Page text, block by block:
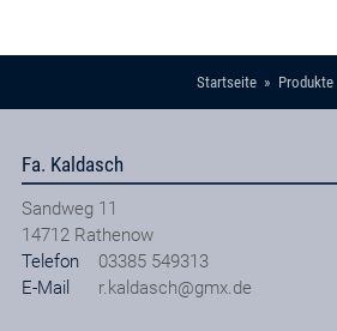
Startseite Produkte
Fa. Kaldasch
Sandweg 11
14712 Rathenow
Telefon
03385 549313
E-Mail
r.kaldasch@gmx.de